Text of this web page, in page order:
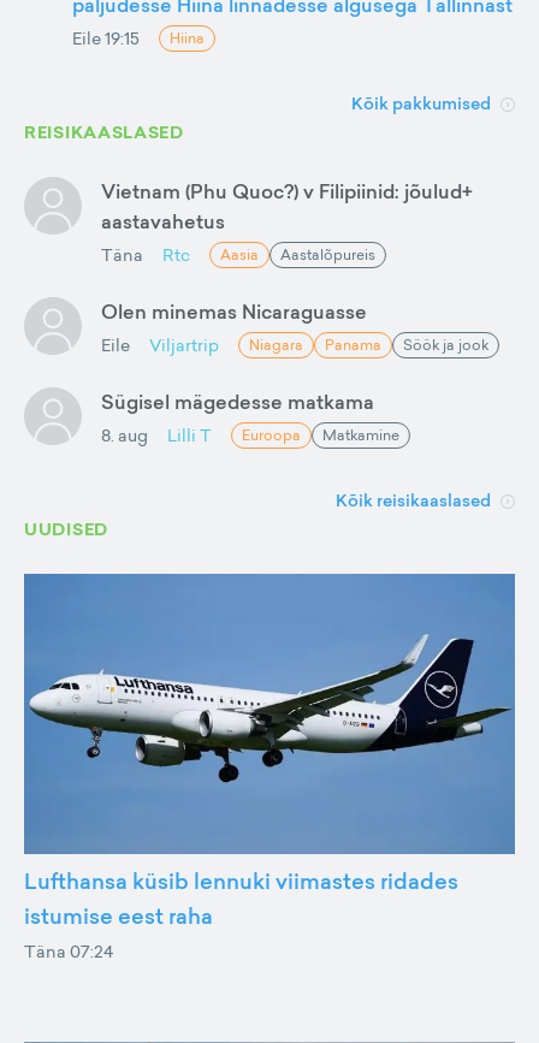
Eile 19:15 Hiina
Kõik pakkumised
REISIKAASLASED
Vietnam (Phu Quoc?) v Filipiinid: jõulud+
aastavahetus
Täna Rtc Aasia Aastalõpureis
Olen minemas Nicaraguasse
Eile Viljartrip Niagara Panama Söök ja jook
Sügisel mägedesse matkama
8. aug Lilli T Euroopa Matkamine
Kõik reisikaaslased
UUDISED
Lufthansa küsib lennuki viimastes ridades
istumise eest raha
Täna 07:24